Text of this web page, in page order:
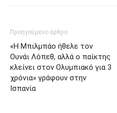
Προηγούμενο άρθρο
«Η Μπιλμπάο ήθελε τον
Ουνάι Λόπεθ, αλλά ο παίκτης
κλείνει στον Ολυμπιακό για 3
χρόνια» γράφουν στην
Ισπανία